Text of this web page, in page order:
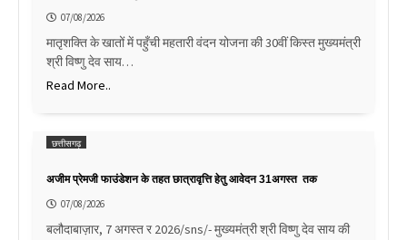
07/08/2026
मातृशक्ति के खातों में पहुँची महतारी वंदन योजना की 30वीं किस्त मुख्यमंत्री
श्री विष्णु देव साय…
Read More..
छत्तीसगढ़
अजीम प्रेमजी फाउंडेशन के तहत छात्रावृत्ति हेतु आवेदन 31अगस्त तक
07/08/2026
बलौदाबाज़ार, 7 अगस्त र 2026/sns/- मुख्यमंत्री श्री विष्णु देव साय की